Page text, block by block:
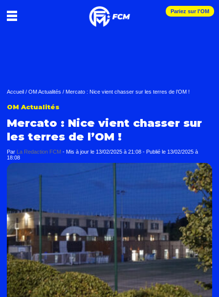
Pariez sur l'OM
Accueil / OM Actualités / Mercato : Nice vient chasser sur les terres de l’OM !
OM Actualités
Mercato : Nice vient chasser sur
les terres de l’OM !
Par La Redaction FCM - Mis à jour le 13/02/2025 à 21:08 - Publié le 13/02/2025 à
18:08